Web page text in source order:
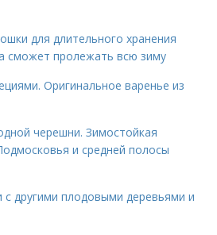
для длительного хранения
сможет пролежать всю зиму
Оригинальное варенье из
черешни. Зимостойкая
и средней полосы
другими плодовыми деревьями и